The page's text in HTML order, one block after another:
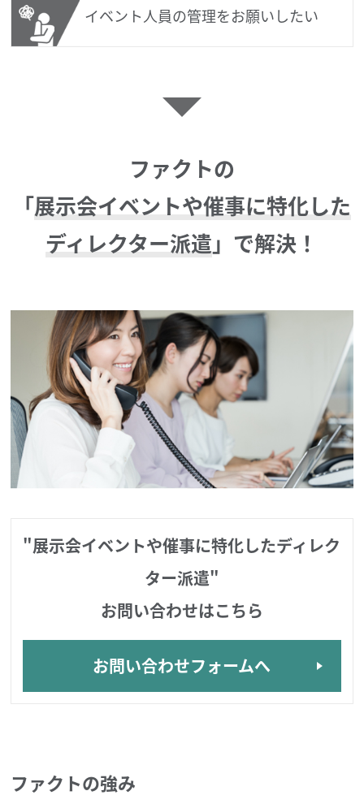
イベント人員の管理をお願いしたい
ファクトの
「展示会イベントや催事に特化した
ディレクター派遣」で解決！
"展示会イベントや催事に特化したディレク
ター派遣"
お問い合わせはこちら
お問い合わせフォームへ
ファクトの強み